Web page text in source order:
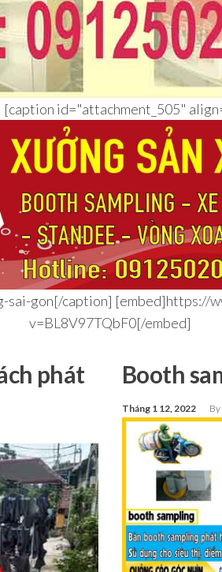
[caption id="attachment_505"
sai-gon[/caption] [embed]https://
v=BL8V97TQbF0[/embed]
phát
Booth
Tháng 1 12, 2022 By